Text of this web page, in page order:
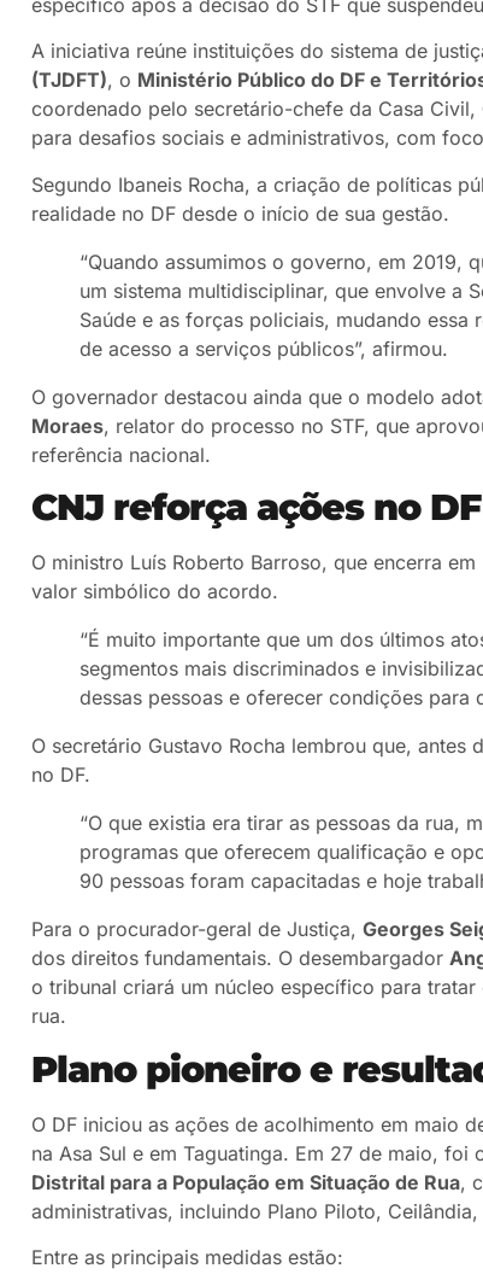
específico após a decisão do STF que
A iniciativa reúne instituições do sistema de
(TJDFT), o Ministério Público do DF e
coordenado pelo secretário-chefe da Casa Civil,
para desafios sociais e administrativos, com
Segundo Ibaneis Rocha, a criação de políticas
realidade no DF desde o início de sua gestão.
“Quando assumimos o governo, em 2019,
um sistema multidisciplinar, que envolve a
Saúde e as forças policiais, mudando essa
de acesso a serviços públicos”, afirmou.
O governador destacou ainda que o modelo
Moraes, relator do processo no STF, que
referência nacional.
CNJ reforça ações no DF
O ministro Luís Roberto Barroso, que encerra
valor simbólico do acordo.
“É muito importante que um dos últimos
segmentos mais discriminados e
dessas pessoas e oferecer condições para
O secretário Gustavo Rocha lembrou que,
no DF.
“O que existia era tirar as pessoas da rua,
programas que oferecem qualificação e
90 pessoas foram capacitadas e hoje
Para o procurador-geral de Justiça, Georges
dos direitos fundamentais. O desembargador
o tribunal criará um núcleo específico para
rua.
Plano pioneiro e
O DF iniciou as ações de acolhimento em maio
na Asa Sul e em Taguatinga. Em 27 de maio, foi
Distrital para a População em Situação de Rua,
administrativas, incluindo Plano Piloto,
Entre as principais medidas estão: